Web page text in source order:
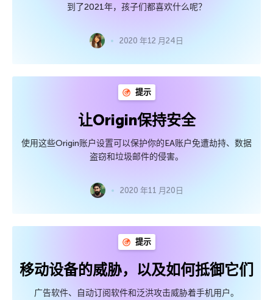
到了2021年，孩子们都喜欢什么呢？
2020 年12 月24日
提示
让Origin保持安全
使用这些Origin账户设置可以保护你的EA账户免遭劫持、数据
盗窃和垃圾邮件的侵害。
2020 年11 月20日
提示
移动设备的威胁，以及如何抵御它们
广告软件、自动订阅软件和泛洪攻击威胁着手机用户。